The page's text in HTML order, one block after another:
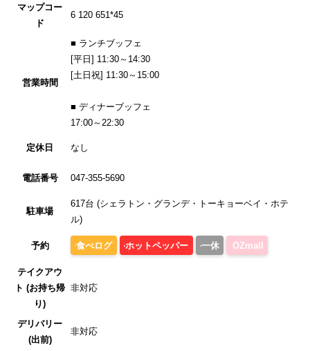
マップコー
ド
6 120 651*45
営業時間
■ ランチブッフェ
[平日] 11:30～14:30
[土日祝] 11:30～15:00
■ ディナーブッフェ
17:00～22:30
定休日 なし
電話番号 047-355-5690
駐車場
617台 (シェラトン・グランデ・トーキョーベイ・ホテ
ル)
予約 食べログ ホットペッパー 一休 OZmall
テイクアウ
ト (お持ち帰
り)
非対応
デリバリー
(出前)
非対応